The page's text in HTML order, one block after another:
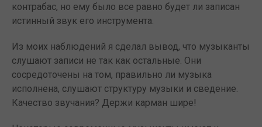
контрабас, но ему было все равно будет ли записан
истинный звук его инструмента.
Из моих наблюдений я сделал вывод, что музыканты
слушают записи не так как остальные. Они
сосредоточены на том, правильно ли музыка
исполнена, слушают структуру музыки и сведение.
Качество звучания? Держи карман шире!